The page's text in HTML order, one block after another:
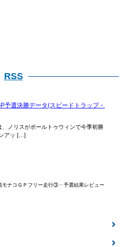
RSS
選決勝データ(スピードトラップ・
ノリスがポールトゥウィンで今季初勝
アッ […]
モナコＧＰフリー走行③・予選結果レビュー